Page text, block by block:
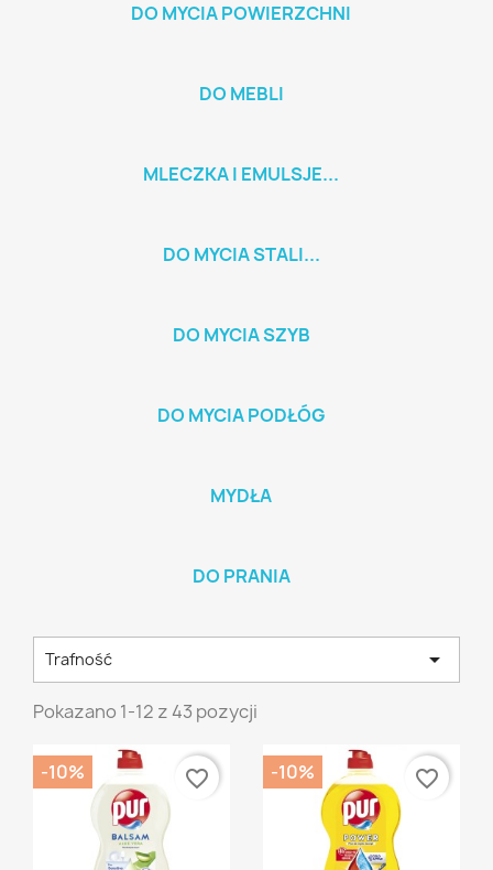
DO MYCIA POWIERZCHNI
DO MEBLI
MLECZKA I EMULSJE...
DO MYCIA STALI...
DO MYCIA SZYB
DO MYCIA PODŁÓG
MYDŁA
DO PRANIA
Trafność 
Pokazano 1-12 z 43 pozycji
-10% favorite_border -10% favorite_border